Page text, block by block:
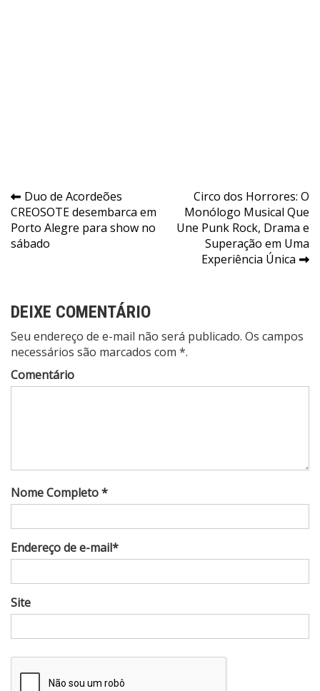
Navegação
de
Post
Duo de Acordeões
CREOSOTE desembarca em
Porto Alegre para show no
sábado
Circo dos Horrores: O
Monólogo Musical Que
Une Punk Rock, Drama e
Superação em Uma
Experiência Única
DEIXE COMENTÁRIO
Seu endereço de e-mail não será publicado. Os campos
necessários são marcados com *.
Comentário
Nome Completo *
Endereço de e-mail*
Site